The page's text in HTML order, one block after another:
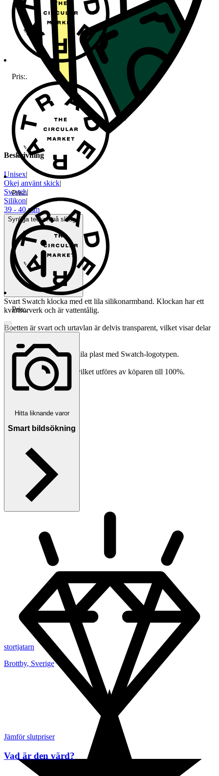
Beskrivning
Unisex|
Okej använt skick|
Swatch|
Silikon|
39 - 40 mm
Synliga tecken på slitage
Svart Swatch klocka med ett lila silikonarmband. Klockan har ett
kvartsurverk och är vattentålig.
Boetten är svart och urtavlan är delvis transparent, vilket visar delar
Spännet är i transparent lila plast med Swatch-logotypen.
Batteriet behöver bytas vilket utföres av köparen till 100%.
Bredd ca 40mm
Objektnr 730 198 189
Visningar 342
Publicerad
5 maj 13:35
stortjatarn
Brottby, Sverige
Pris:.
Pris:.
Pris:.
Hitta liknande varor
Smart bildsökning
Jämför slutpriser
Vad är den värd?